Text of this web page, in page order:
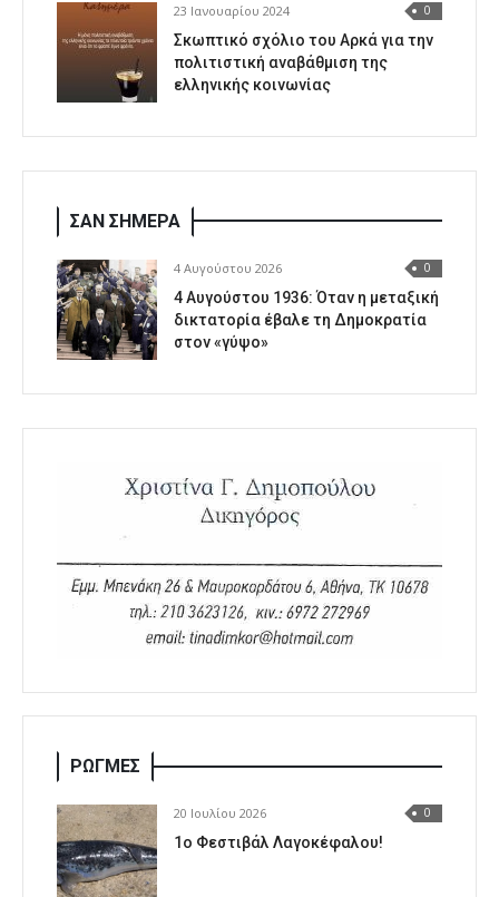
23 Ιανουαρίου 2024 0
Σκωπτικό σχόλιο του Αρκά για την
πολιτιστική αναβάθμιση της
ελληνικής κοινωνίας
ΣΑΝ ΣΗΜΕΡΑ
4 Αυγούστου 2026 0
4 Αυγούστου 1936: Όταν η μεταξική
δικτατορία έβαλε τη Δημοκρατία
στον «γύψο»
ΡΩΓΜΕΣ
20 Ιουλίου 2026 0
1o Φεστιβάλ Λαγοκέφαλου!